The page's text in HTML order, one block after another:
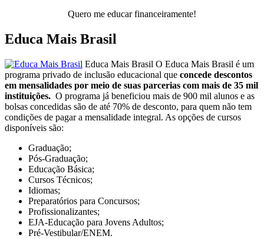
Quero me educar financeiramente!
Educa Mais Brasil
Educa Mais Brasil O Educa Mais Brasil é um
programa privado de inclusão educacional que concede descontos
em mensalidades por meio de suas parcerias com mais de 35 mil
instituições. O programa já beneficiou mais de 900 mil alunos e as
bolsas concedidas são de até 70% de desconto, para quem não tem
condições de pagar a mensalidade integral. As opções de cursos
disponíveis são:
Graduação;
Pós-Graduação;
Educação Básica;
Cursos Técnicos;
Idiomas;
Preparatórios para Concursos;
Profissionalizantes;
EJA-Educação para Jovens Adultos;
Pré-Vestibular/ENEM.